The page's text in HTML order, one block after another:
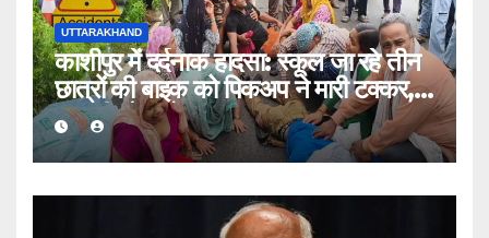
UTTARAKHAND
काशीपुर में दर्दनाक हादसा: स्कूल जा रहे तीन
छात्रों की बाइक को पिकअप ने मारी टक्कर,
एक की मौत, दो घायल